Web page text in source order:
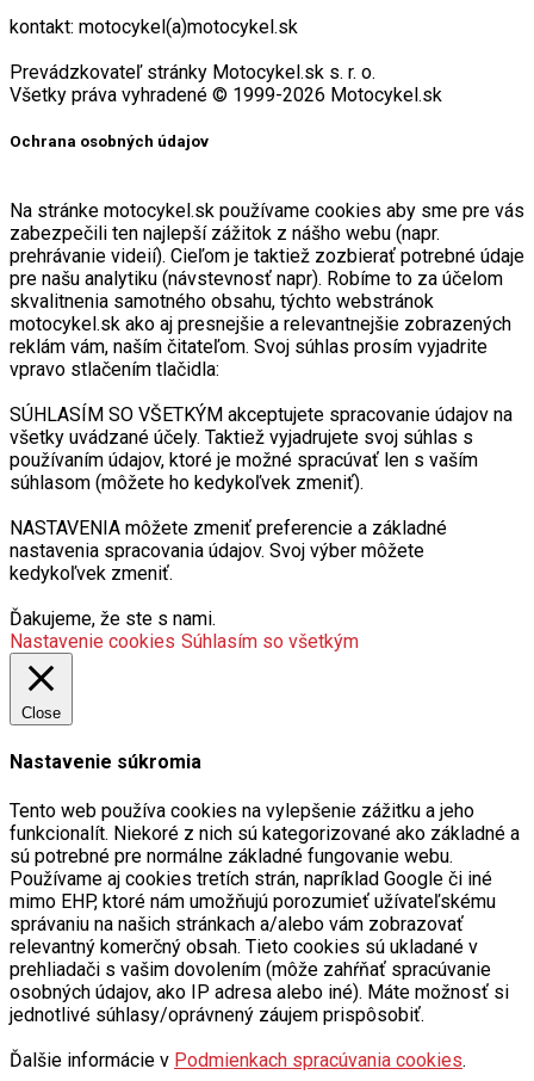
Všetky práva vyhradené © 1999-2026 Motocykel.sk
zabezpečili ten najlepší zážitok z nášho webu (napr.
prehrávanie videií). Cieľom je taktiež zozbierať potrebné údaje
pre našu analytiku (návstevnosť napr). Robíme to za účelom
skvalitnenia samotného obsahu, týchto webstránok
motocykel.sk ako aj presnejšie a relevantnejšie zobrazených
reklám vám, naším čitateľom. Svoj súhlas prosím vyjadrite
vpravo stlačením tlačidla:
všetky uvádzané účely. Taktiež vyjadrujete svoj súhlas s
používaním údajov, ktoré je možné spracúvať len s vaším
súhlasom (môžete ho kedykoľvek zmeniť).
nastavenia spracovania údajov. Svoj výber môžete
kedykoľvek zmeniť.
Nastavenie cookies Súhlasím so všetkým
Close
funkcionalít. Niekoré z nich sú kategorizované ako základné a
sú potrebné pre normálne základné fungovanie webu.
Používame aj cookies tretích strán, napríklad Google či iné
mimo EHP, ktoré nám umožňujú porozumieť užívateľskému
správaniu na našich stránkach a/alebo vám zobrazovať
relevantný komerčný obsah. Tieto cookies sú ukladané v
prehliadači s vašim dovolením (môže zahŕňať spracúvanie
osobných údajov, ako IP adresa alebo iné). Máte možnosť si
jednotlivé súhlasy/oprávnený záujem prispôsobiť.